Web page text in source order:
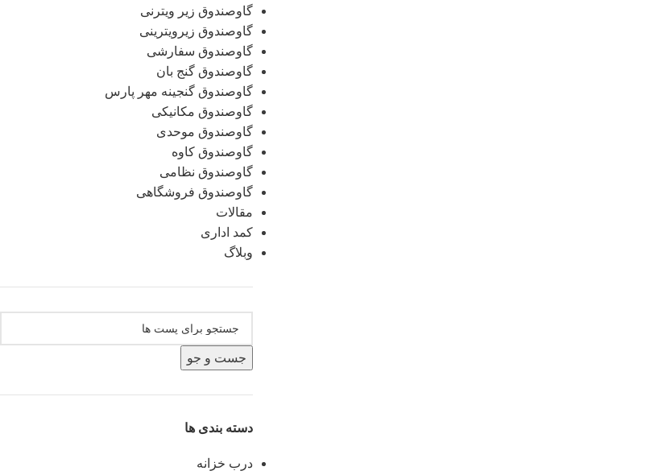
گاوصندوق زیر ویترنی
گاوصندوق زیرویترینی
گاوصندوق سفارشی
گاوصندوق گنج بان
گاوصندوق گنجینه مهر پارس
گاوصندوق مکانیکی
گاوصندوق موحدی
گاوصندوق کاوه
گاوصندوق نظامی
گاوصندوق فروشگاهی
مقالات
کمد اداری
وبلاگ
جست و جو
دسته بندی ها
درب خزانه